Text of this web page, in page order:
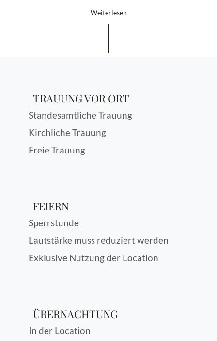
Weiterlesen
TRAUUNG VOR ORT
Standesamtliche Trauung
Kirchliche Trauung
Freie Trauung
FEIERN
Sperrstunde
Lautstärke muss reduziert werden
Exklusive Nutzung der Location
ÜBERNACHTUNG
In der Location